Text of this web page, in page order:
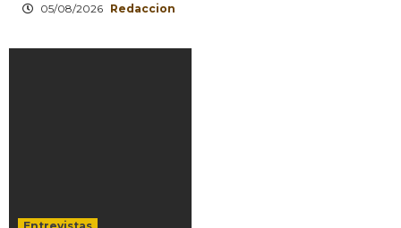
05/08/2026 Redaccion